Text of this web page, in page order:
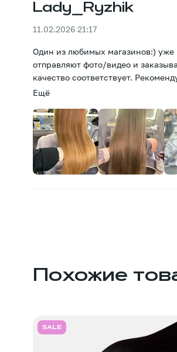
Lady_Ryzhik
11.02.2026 21:17
Один из любимых магазинов:) уже
отправляют фото/видео и
качество соответствует.
Ещё
Похожие
SALE